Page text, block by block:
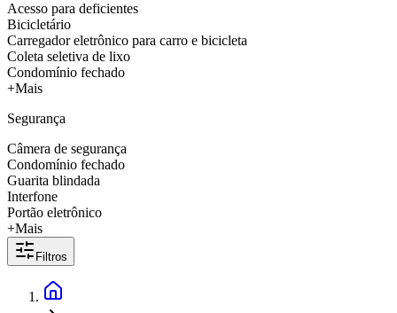
Acesso para deficientes
Bicicletário
Carregador eletrônico para carro e bicicleta
Coleta seletiva de lixo
Condomínio fechado
+Mais
Segurança
Câmera de segurança
Condomínio fechado
Guarita blindada
Interfone
Portão eletrônico
+Mais
Filtros